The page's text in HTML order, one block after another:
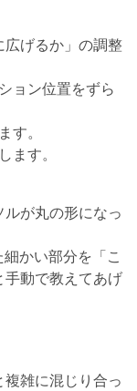
広げるか」の調整
ョン位置をずら
す。
ます。
ルが丸の形になっ
かい部分を「こ
手動で教えてあげ
雑に混じり合っ